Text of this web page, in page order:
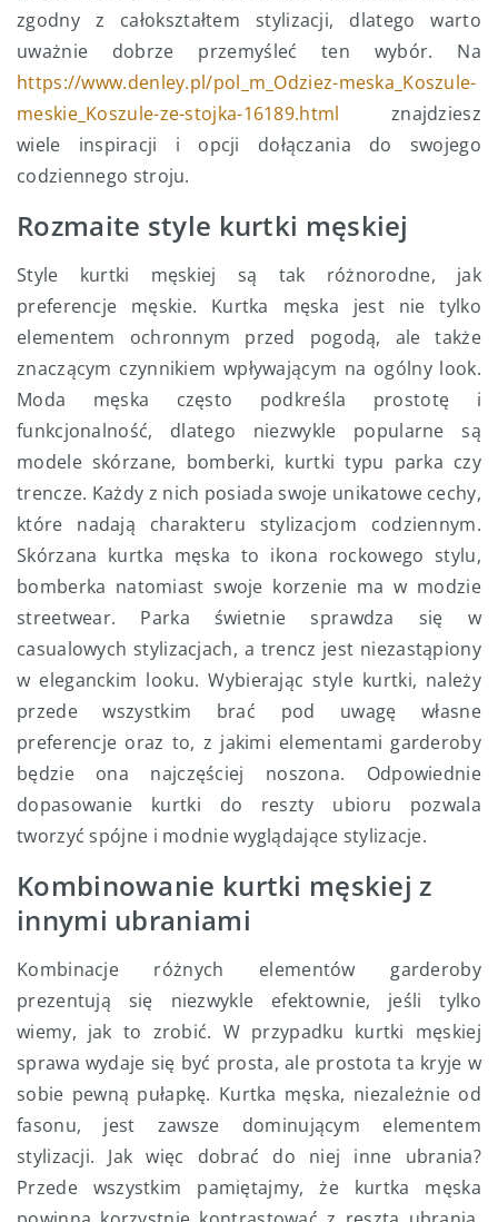
zgodny z całokształtem stylizacji, dlatego warto
uważnie dobrze przemyśleć ten wybór. Na
https://www.denley.pl/pol_m_Odziez-meska_Koszule-
meskie_Koszule-ze-stojka-16189.html znajdziesz
wiele inspiracji i opcji dołączania do swojego
codziennego stroju.
Rozmaite style kurtki męskiej
Style kurtki męskiej są tak różnorodne, jak
preferencje męskie. Kurtka męska jest nie tylko
elementem ochronnym przed pogodą, ale także
znaczącym czynnikiem wpływającym na ogólny look.
Moda męska często podkreśla prostotę i
funkcjonalność, dlatego niezwykle popularne są
modele skórzane, bomberki, kurtki typu parka czy
trencze. Każdy z nich posiada swoje unikatowe cechy,
które nadają charakteru stylizacjom codziennym.
Skórzana kurtka męska to ikona rockowego stylu,
bomberka natomiast swoje korzenie ma w modzie
streetwear. Parka świetnie sprawdza się w
casualowych stylizacjach, a trencz jest niezastąpiony
w eleganckim looku. Wybierając style kurtki, należy
przede wszystkim brać pod uwagę własne
preferencje oraz to, z jakimi elementami garderoby
będzie ona najczęściej noszona. Odpowiednie
dopasowanie kurtki do reszty ubioru pozwala
tworzyć spójne i modnie wyglądające stylizacje.
Kombinowanie kurtki męskiej z
innymi ubraniami
Kombinacje różnych elementów garderoby
prezentują się niezwykle efektownie, jeśli tylko
wiemy, jak to zrobić. W przypadku kurtki męskiej
sprawa wydaje się być prosta, ale prostota ta kryje w
sobie pewną pułapkę. Kurtka męska, niezależnie od
fasonu, jest zawsze dominującym elementem
stylizacji. Jak więc dobrać do niej inne ubrania?
Przede wszystkim pamiętajmy, że kurtka męska